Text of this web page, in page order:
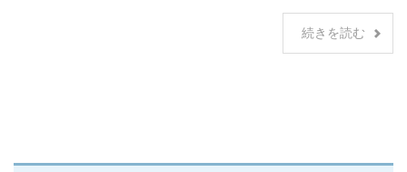
続きを読む